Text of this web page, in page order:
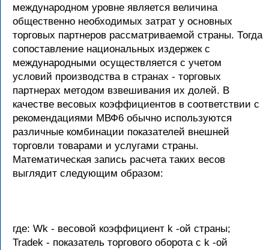
международном уровне является величина
общественно необходимых затрат у основных
торговых партнеров рассматриваемой страны. Тогда
сопоставление национальных издержек с
международными осуществляется с учетом
условий производства в странах - торговых
партнерах методом взвешивания их долей. В
качестве весовых коэффициентов в соответствии с
рекомендациями МВФ6 обычно используются
различные комбинации показателей внешней
торговли товарами и услугами страны.
Математическая запись расчета таких весов
выглядит следующим образом:
где: Wk - весовой коэффициент k -ой страны;
Tradek - показатель торгового оборота с k -ой